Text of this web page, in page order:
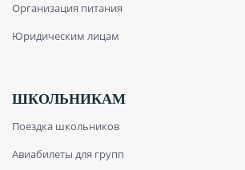
Организация питания
Юридическим лицам
ШКОЛЬНИКАМ
Поездка школьников
Авиабилеты для групп